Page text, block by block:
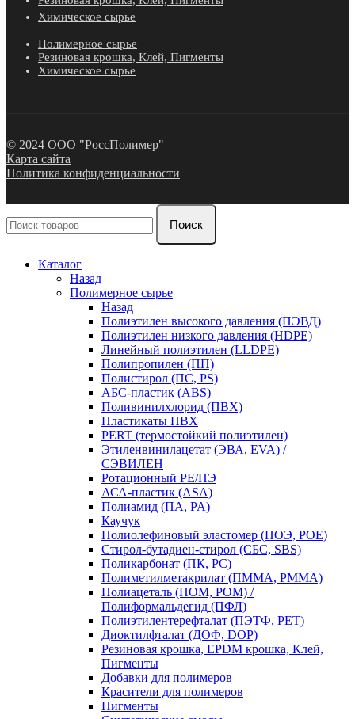
Химическое сырье
Полимерное сырье
Резиновая крошка, Клей, Пигменты
Химическое сырье
© 2024 ООО "РоссПолимер"
Карта сайта
Политика конфиденциальности
Поиск
Каталог
Назад
Полимерное сырье
Назад
Полиэтилен высокого давления (ПЭВД)
Полиэтилен низкого давления (HDPE)
Линейный полиэтилен (LLDPE)
Полипропилен (ПП)
Полистирол (ПС, PS)
АБС-пластик (ABS)
Поливинилхлорид (ПВХ)
Пластикаты ПВХ
PERT (термостойкий полиэтилен)
Этиленвинилацетат (ЭВА, EVA) /
СЭВИЛЕН
Ротационный PE/ПЭ
АСА-пластик (ASA)
Полиамид (ПА, PA)
Каучук
Полиолефиновый эластомер (ПОЭ, POE)
Стирол-бутадиен-стирол (СБС, SBS)
Поликарбонат (ПК, PC)
Полиметилметакрилат (ПММА, PMMA)
Полиацеталь (ПОМ, POM) /
Полиформальдегид (ПФЛ)
Полиэтилентерефталат (ПЭТФ, PET)
Диоктилфталат (ДОФ, DOP)
Резиновая крошка, EPDM крошка, Клей,
Пигменты
Добавки для полимеров
Красители для полимеров
Пигменты